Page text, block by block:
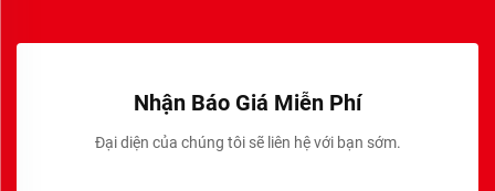
Nhận Báo Giá Miễn Phí
Đại diện của chúng tôi sẽ liên hệ với bạn sớm.